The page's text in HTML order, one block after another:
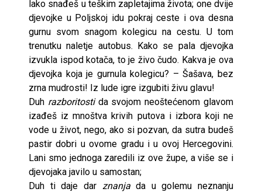
lako snađeš u teškim zapletajima života; one dvije
djevojke u Poljskoj idu pokraj ceste i ova desna
gurnu svom snagom kolegicu na cestu. U tom
trenutku naletje autobus. Kako se pala djevojka
izvukla ispod kotača, to je živo čudo. Kakva je ova
djevojka koja je gurnula kolegicu? – Šašava, bez
zrna mudrosti! Iz lude igre izgubiti živu glavu!
Duh razboritostida svojom neoštećenom glavom
izađeš iz mnoštva krivih putova i izbora koji ne
vode u život, nego, ako si pozvan, da sutra budeš
pastir dobri u ovome gradu i u ovoj Hercegovini.
Lani smo jednoga zaredili iz ove župe, a više se i
djevojaka javilo u samostan;
Duh ti daje dar znanjada u golemu neznanju